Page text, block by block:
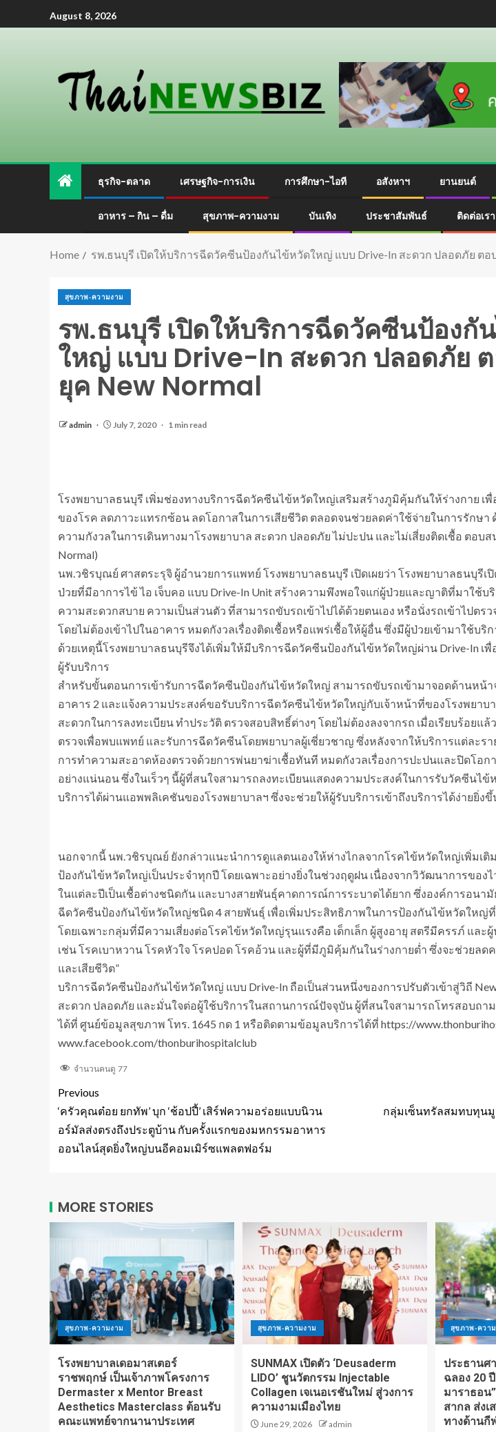
August 8, 2026
ธุรกิจ-ตลาด เศรษฐกิจ-การเงิน การศึกษา-ไอที อสังหาฯ ยานยนต์
อาหาร – กิน – ดื่ม สุขภาพ-ความงาม บันเทิง ประชาสัมพันธ์ ติดต่อเรา
Home รพ.ธนบุรี เปิดให้บริการฉีดวัคซีนป้องกันไข้หวัดใหญ่ แบบ Drive-In สะดวก ปลอดภัย ตอ
สุขภาพ-ความงาม
รพ.ธนบุรี เปิดให้บริการฉีดวัคซีนป้องกั
ใหญ่ แบบ Drive-In สะดวก ปลอดภัย
ยุค New Normal
admin July 7, 2020 1 min read
โรงพยาบาลธนบุรี เพิ่มช่องทางบริการฉีดวัคซีนไข้หวัดใหญ่เสริมสร้างภูมิคุ้มกันให้ร่างกาย เ
ของโรค ลดภาวะแทรกซ้อน ลดโอกาสในการเสียชีวิต ตลอดจนช่วยลดค่าใช้จ่ายในการรักษา
ความกังวลในการเดินทางมาโรงพยาบาล สะดวก ปลอดภัย ไม่ปะปน และไม่เสี่ยงติดเชื้อ ตอบ
Normal)
นพ.วชิรบุณย์ ศาสตระรุจิ ผู้อำนวยการแพทย์ โรงพยาบาลธนบุรี เปิดเผยว่า โรงพยาบาลธนบุรีเ
ป่วยที่มีอาการไข้ ไอ เจ็บคอ แบบ Drive-In Unit สร้างความพึงพอใจแก่ผู้ป่วยและญาติที่มาใช้บ
ความสะดวกสบาย ความเป็นส่วนตัว ที่สามารถขับรถเข้าไปได้ด้วยตนเอง หรือนั่งรถเข้าไปตรว
โดยไม่ต้องเข้าไปในอาคาร หมดกังวลเรื่องติดเชื้อหรือแพร่เชื้อให้ผู้อื่น ซึ่งมีผู้ป่วยเข้ามาใช้บริ
ด้วยเหตุนี้โรงพยาบาลธนบุรีจึงได้เพิ่มให้มีบริการฉีดวัคซีนป้องกันไข้หวัดใหญ่ผ่าน Drive-In เ
ผู้รับบริการ
สำหรับขั้นตอนการเข้ารับการฉีดวัคซีนป้องกันไข้หวัดใหญ่ สามารถขับรถเข้ามาจอดด้านหน้า
อาคาร 2 และแจ้งความประสงค์ขอรับบริการฉีดวัคซีนไข้หวัดใหญ่กับเจ้าหน้าที่ของโรงพยาบ
สะดวกในการลงทะเบียน ทำประวัติ ตรวจสอบสิทธิ์ต่างๆ โดยไม่ต้องลงจากรถ เมื่อเรียบร้อยแล้
ตรวจเพื่อพบแพทย์ และรับการฉีดวัคซีนโดยพยาบาลผู้เชี่ยวชาญ ซึ่งหลังจากให้บริการแต่ละรา
การทำความสะอาดห้องตรวจด้วยการพ่นยาฆ่าเชื้อทันที หมดกังวลเรื่องการปะปนและปิดโอก
อย่างแน่นอน ซึ่งในเร็วๆ นี้ผู้ที่สนใจสามารถลงทะเบียนแสดงความประสงค์ในการรับวัคซีนไ
บริการได้ผ่านแอพพลิเคชันของโรงพยาบาลฯ ซึ่งจะช่วยให้ผู้รับบริการเข้าถึงบริการได้ง่ายยิ่งขึ้
นอกจากนี้ นพ.วชิรบุณย์ ยังกล่าวแนะนำการดูแลตนเองให้ห่างไกลจากโรคไข้หวัดใหญ่เพิ่มเติ
ป้องกันไข้หวัดใหญ่เป็นประจำทุกปี โดยเฉพาะอย่างยิ่งในช่วงฤดูฝน เนื่องจากวิวัฒนาการของ
ในแต่ละปีเป็นเชื้อต่างชนิดกัน และบางสายพันธุ์คาดการณ์การระบาดได้ยาก ซึ่งองค์การอนา
ฉีดวัคซีนป้องกันไข้หวัดใหญ่ชนิด 4 สายพันธุ์ เพื่อเพิ่มประสิทธิภาพในการป้องกันไข้หวัดใหญ่
โดยเฉพาะกลุ่มที่มีความเสี่ยงต่อโรคไข้หวัดใหญ่รุนแรงคือ เด็กเล็ก ผู้สูงอายุ สตรีมีครรภ์ และ
เช่น โรคเบาหวาน โรคหัวใจ โรคปอด โรคอ้วน และผู้ที่มีภูมิคุ้มกันในร่างกายต่ำ ซึ่งจะช่วยลดค
และเสียชีวิต”
บริการฉีดวัคซีนป้องกันไข้หวัดใหญ่ แบบ Drive-In ถือเป็นส่วนหนึ่งของการปรับตัวเข้าสู่วิถี
สะดวก ปลอดภัย และมั่นใจต่อผู้ใช้บริการในสถานการณ์ปัจจุบัน ผู้ที่สนใจสามารถโทรสอบถา
ได้ที่ ศูนย์ข้อมูลสุขภาพ โทร. 1645 กด 1 หรือติดตามข้อมูลบริการได้ที่ https://
www.facebook.com/thonburihospitalclub
จำนวนคนดู 77
Previous
‘ครัวคุณต๋อย ยกทัพ’ บุก ‘ช้อปปี้’ เสิร์ฟความอร่อยแบบนิวน
อร์มัลส่งตรงถึงประตูบ้าน กับครั้งแรกของมหกรรมอาหาร
ออนไลน์สุดยิ่งใหญ่บนอีคอมเมิร์ซแพลตฟอร์ม
กลุ่มเซ็นทรัลสมทบทุน
MORE STORIES
สุขภาพ-ความงาม
โรงพยาบาลเดอมาสเตอร์
ราชพฤกษ์ เป็นเจ้าภาพโครงการ
Dermaster x Mentor Breast
Aesthetics Masterclass ต้อนรับ
คณะแพทย์จากนานาประเทศ
สุขภาพ-ความงาม
SUNMAX เปิดตัว ‘Deusaderm
LIDO’ ชูนวัตกรรม Injectable
Collagen เจเนอเรชันใหม่ สู่วงการ
ความงามเมืองไทย
June 29, 2026 admin
สุขภาพ-ความ
ประธานศ
ฉลอง 20
มาราธอน
สากล ส่งเ
ทางด้านกี